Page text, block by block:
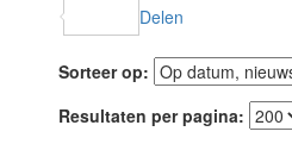
Delen
Sorteer op:
Resultaten per pagina: